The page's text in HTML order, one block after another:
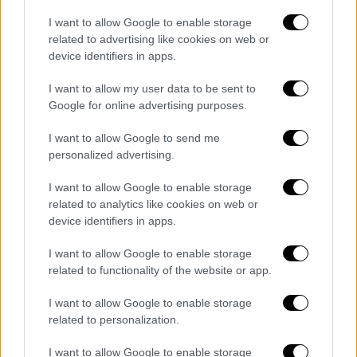
I want to allow Google to enable storage
related to advertising like cookies on web or
device identifiers in apps.
I want to allow my user data to be sent to
Google for online advertising purposes.
I want to allow Google to send me
personalized advertising.
I want to allow Google to enable storage
related to analytics like cookies on web or
device identifiers in apps.
I want to allow Google to enable storage
related to functionality of the website or app.
I want to allow Google to enable storage
related to personalization.
I want to allow Google to enable storage
https://t.co/xI0lCM03dU
— The Hollywood Reporter (@THR)
«Τον επόμενο χρόνο θα κάνουμε το “King
Conan”. Πλέον αποτελεί πραγματικότητα και
είμαι ενθουσιασμένος γι’ αυτό», ανέφερε
χαρακτηριστικά, προσθέτοντας ότι η ιδέα
ωρίμαζε για πάνω από μία δεκαετία μέχρι να
βρεθεί το κατάλληλο σενάριο και η σωστή
Ο ίδιος εξήγησε πως το concept της νέας
βασίζεται σε έναν πιο ώριμο και
καταπονημένο Κόναν, ο οποίος έχει πλέον
αναλάβει τον ρόλο του βασιλιά